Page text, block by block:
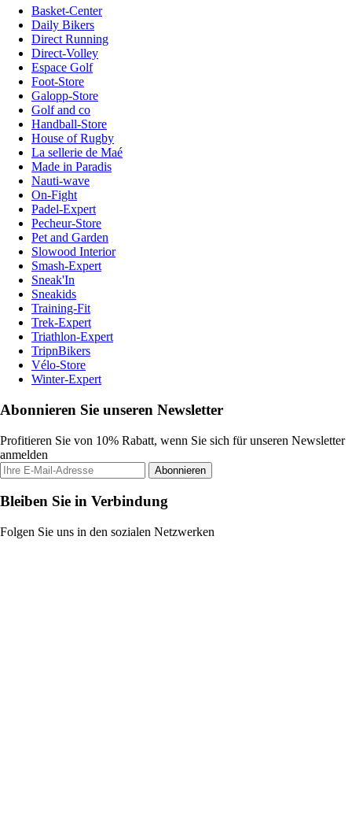
Basket-Center
Daily Bikers
Direct Running
Direct-Volley
Espace Golf
Foot-Store
Galopp-Store
Golf and co
Handball-Store
House of Rugby
La sellerie de Maé
Made in Paradis
Nauti-wave
On-Fight
Padel-Expert
Pecheur-Store
Pet and Garden
Slowood Interior
Smash-Expert
Sneak'In
Sneakids
Training-Fit
Trek-Expert
Triathlon-Expert
TripnBikers
Vélo-Store
Winter-Expert
Abonnieren Sie unseren Newsletter
Profitieren Sie von 10% Rabatt, wenn Sie sich für unseren Newsletter
anmelden
Abonnieren
Bleiben Sie in Verbindung
Folgen Sie uns in den sozialen Netzwerken